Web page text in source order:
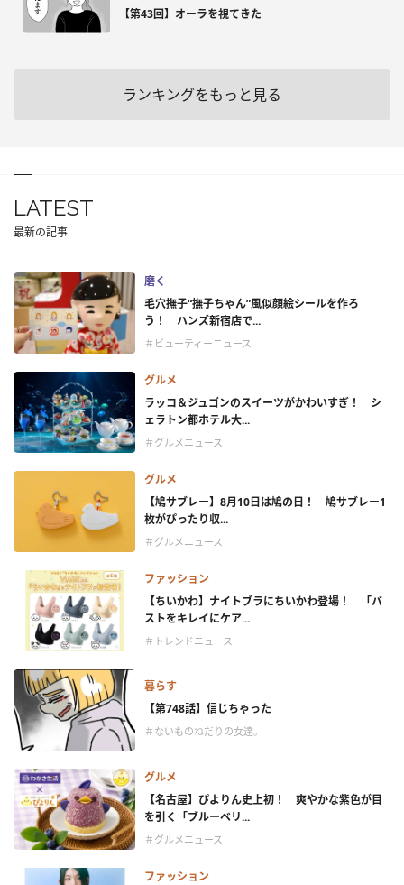
【第43回】オーラを視てきた
ランキングをもっと見る
LATEST
最新の記事
磨く
毛穴撫子“撫子ちゃん”風似顔絵シールを作ろ
う！ ハンズ新宿店で...
＃ビューティーニュース
グルメ
ラッコ＆ジュゴンのスイーツがかわいすぎ！ シ
ェラトン都ホテル大...
＃グルメニュース
グルメ
【鳩サブレー】8月10日は鳩の日！ 鳩サブレー1
枚がぴったり収...
＃グルメニュース
ファッション
【ちいかわ】ナイトブラにちいかわ登場！ 「バ
ストをキレイにケア...
＃トレンドニュース
暮らす
【第748話】信じちゃった
＃ないものねだりの女達。
グルメ
【名古屋】ぴよりん史上初！ 爽やかな紫色が目
を引く「ブルーベリ...
＃グルメニュース
ファッション